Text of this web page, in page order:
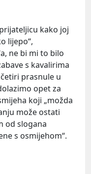
kako joj
lijepo“,
ne bi mi to bilo
s kavalirima
prasnule u
opet za
koji „možda
može ostati
od slogana
s osmijehom“.